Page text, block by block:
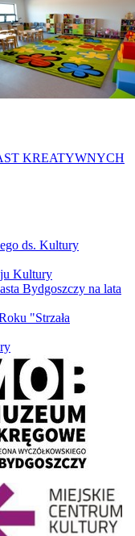
KREATYWNYCH
ds. Kultury
Kultury
Bydgoszczy na lata
"Strzała